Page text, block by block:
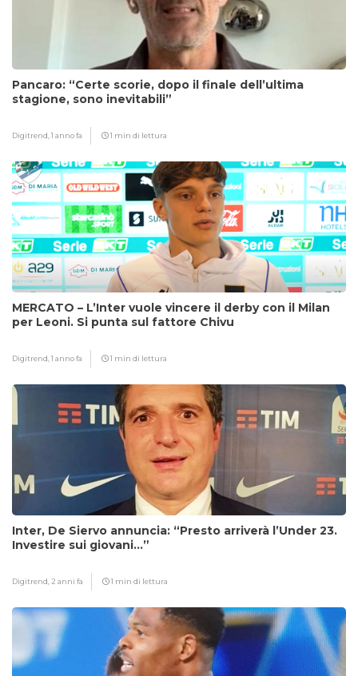
Pancaro: “Certe scorie, dopo il finale dell’ultima
stagione, sono inevitabili”
Digitrend,1 anno fa 1 min di lettura
MERCATO – L’Inter vuole vincere il derby con il Milan
per Leoni. Si punta sul fattore Chivu
Digitrend,1 anno fa 1 min di lettura
Inter, De Siervo annuncia: “Presto arriverà l’Under 23.
Investire sui giovani…”
Digitrend, 2 anni fa 1 min di lettura